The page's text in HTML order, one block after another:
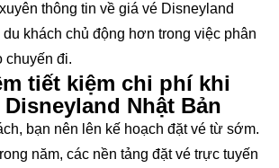
thông tin về giá vé Disneyland
khách chủ động hơn trong việc phân
chuyến đi.
tiết kiệm chi phí khi
Nhật Bản
bạn nên lên kế hoạch đặt vé từ sớm.
năm, các nền tảng đặt vé trực tuyến